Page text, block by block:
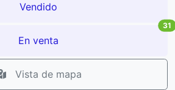
Vendido
En venta
31
Vista de mapa